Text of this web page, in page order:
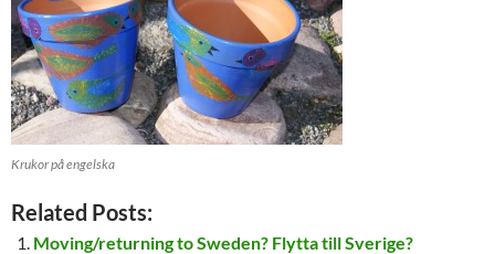
Krukor på engelska
Related Posts:
Moving/returning to Sweden? Flytta till Sverige?